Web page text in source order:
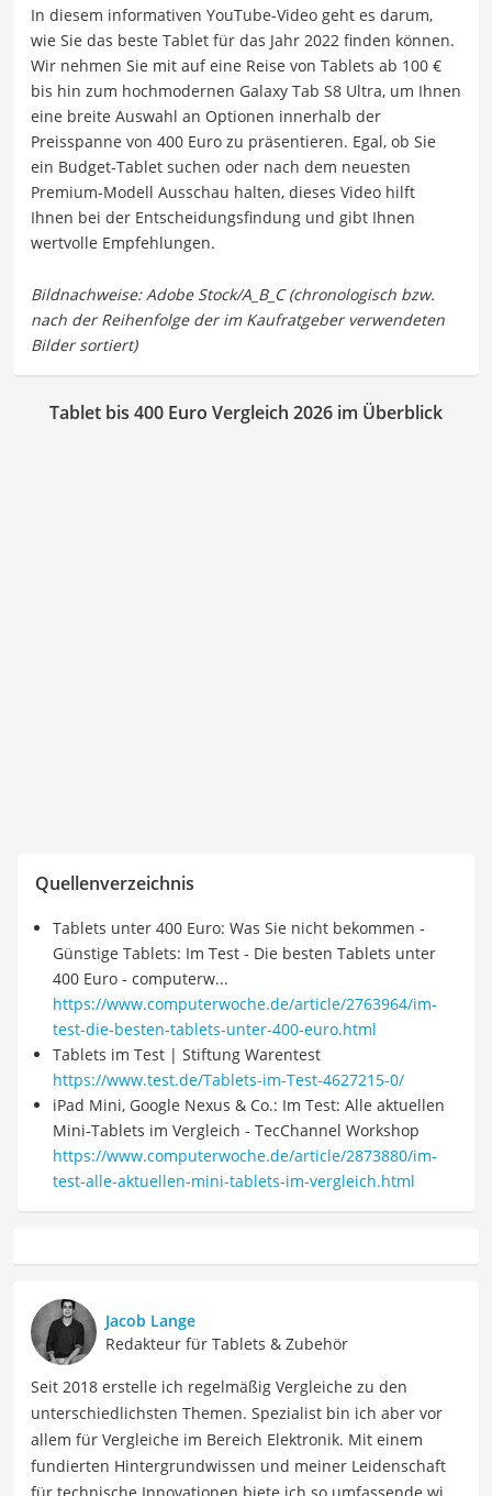
In diesem informativen YouTube-Video geht es darum,
wie Sie das beste Tablet für das Jahr 2022 finden können.
Wir nehmen Sie mit auf eine Reise von Tablets ab 100 €
bis hin zum hochmodernen Galaxy Tab S8 Ultra, um Ihnen
eine breite Auswahl an Optionen innerhalb der
Preisspanne von 400 Euro zu präsentieren. Egal, ob Sie
ein Budget-Tablet suchen oder nach dem neuesten
Premium-Modell Ausschau halten, dieses Video hilft
Ihnen bei der Entscheidungsfindung und gibt Ihnen
wertvolle Empfehlungen.
Tablet bis 400 Euro Vergleich 2026 im Überblick
Quellenverzeichnis
Tablets unter 400 Euro: Was Sie nicht bekommen -
Günstige Tablets: Im Test - Die besten Tablets unter
400 Euro - computerw...
https://www.computerwoche.de/article/2763964/im-
test-die-besten-tablets-unter-400-euro.html
Tablets im Test | Stiftung Warentest
https://www.test.de/Tablets-im-Test-4627215-0/
iPad Mini, Google Nexus & Co.: Im Test: Alle aktuellen
Mini-Tablets im Vergleich - TecChannel Workshop
https://www.computerwoche.de/article/2873880/im-
test-alle-aktuellen-mini-tablets-im-vergleich.html
Jacob Lange
Redakteur für Tablets & Zubehör
Seit 2018 erstelle ich regelmäßig Vergleiche zu den
unterschiedlichsten Themen. Spezialist bin ich aber vor
allem für Vergleiche im Bereich Elektronik. Mit einem
fundierten Hintergrundwissen und meiner Leidenschaft
für technische Innovationen biete ich so umfassende wie